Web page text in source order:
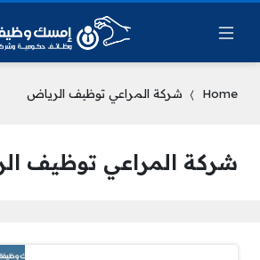
Home شركة المراعي توظيف الرياض
شركة المراعي توظيف